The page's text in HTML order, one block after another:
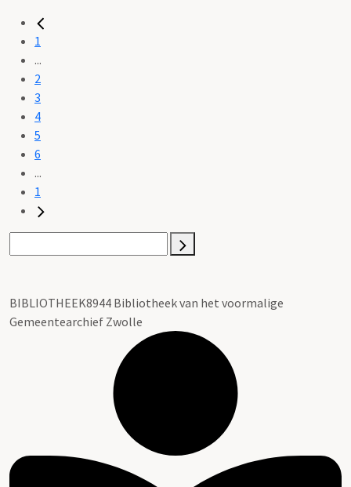
1
...
2
3
4
5
6
...
1
BIBLIOTHEEK8944 Bibliotheek van het voormalige
Gemeentearchief Zwolle